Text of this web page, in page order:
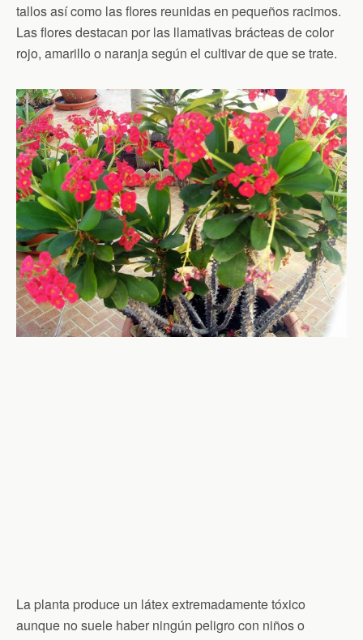
tallos así como las flores reunidas en pequeños racimos.
Las flores destacan por las llamativas brácteas de color
rojo, amarillo o naranja según el cultivar de que se trate.
La planta produce un látex extremadamente tóxico
aunque no suele haber ningún peligro con niños o